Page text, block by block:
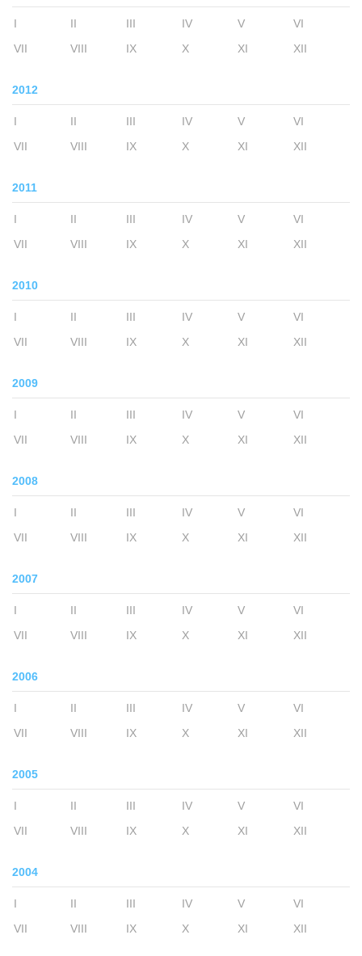
I II III IV V
VI
VII
VIII IX X XI XII
2012
I II III IV V
VI
VII
VIII IX X XI XII
2011
I II III IV V
VI
VII
VIII IX X XI XII
2010
I II III IV V
VI
VII
VIII IX X XI XII
2009
I II III IV V
VI
VII
VIII IX X XI XII
2008
I II III IV V
VI
VII
VIII IX X XI XII
2007
I II III IV V
VI
VII
VIII IX X XI XII
2006
I II III IV V
VI
VII
VIII IX X XI XII
2005
I II III IV V
VI
VII
VIII IX X XI XII
2004
I II III IV V
VI
VII
VIII IX X XI XII